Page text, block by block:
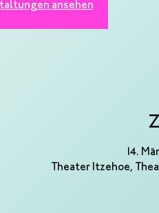
ansehen
14.
Theater Itzehoe,